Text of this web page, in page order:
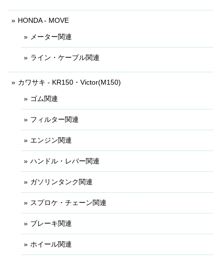
HONDA - MOVE
メーター関連
ライン・ケーブル関連
カワサキ - KR150・Victor(M150)
ゴム関連
フィルター関連
エンジン関連
ハンドル・レバー関連
ガソリンタンク関連
スプロケ・チェーン関連
ブレーキ関連
ホイール関連